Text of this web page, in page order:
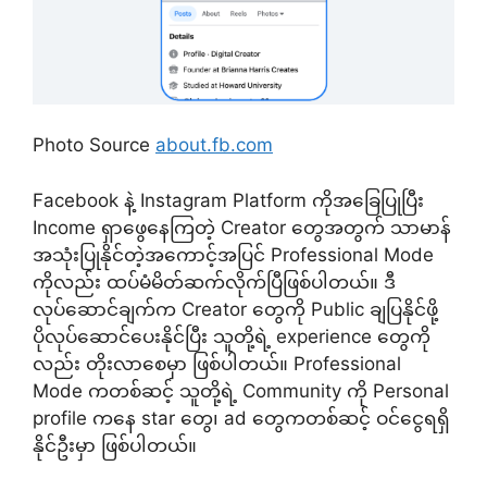
Photo Source about.fb.com
Facebook နဲ့ Instagram Platform ကိုအခြေပြုပြီး
Income ရှာဖွေနေကြတဲ့ Creator တွေအတွက် သာမာန်
အသုံးပြုနိုင်တဲ့အကောင့်အပြင် Professional Mode
ကိုလည်း ထပ်မံမိတ်ဆက်လိုက်ပြီဖြစ်ပါတယ်။ ဒီ
လုပ်ဆောင်ချက်က Creator တွေကို Public ချပြနိုင်ဖို့
ပိုလုပ်ဆောင်ပေးနိုင်ပြီး သူတို့ရဲ့ experience တွေကို
လည်း တိုးလာစေမှာ ဖြစ်ပါတယ်။ Professional
Mode ကတစ်ဆင့် သူတို့ရဲ့ Community ကို Personal
profile ကနေ star တွေ၊ ad တွေကတစ်ဆင့် ဝင်ငွေရရှိ
နိုင်ဦးမှာ ဖြစ်ပါတယ်။